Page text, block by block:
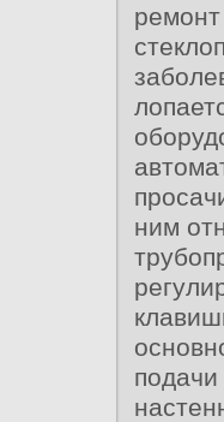
ним
подачи